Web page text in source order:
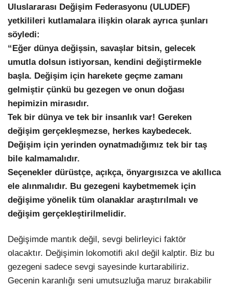
Uluslararası Değişim Federasyonu (ULUDEF)
yetkilileri kutlamalara ilişkin olarak ayrıca şunları
söyledi:
“Eğer dünya değişsin, savaşlar bitsin, gelecek
umutla dolsun istiyorsan, kendini değiştirmekle
başla. Değişim için harekete geçme zamanı
gelmiştir çünkü bu gezegen ve onun doğası
hepimizin mirasıdır.
Tek bir dünya ve tek bir insanlık var! Gereken
değişim gerçekleşmezse, herkes kaybedecek.
Değişim için yerinden oynatmadığımız tek bir taş
bile kalmamalıdır.
Seçenekler dürüstçe, açıkça, önyargısızca ve akıllıca
ele alınmalıdır. Bu gezegeni kaybetmemek için
değişime yönelik tüm olanaklar araştırılmalı ve
değişim gerçekleştirilmelidir.
Değişimde mantık değil, sevgi belirleyici faktör
olacaktır. Değişimin lokomotifi akıl değil kalptir. Biz bu
gezegeni sadece sevgi sayesinde kurtarabiliriz.
Gecenin karanlığı seni umutsuzluğa maruz bırakabilir